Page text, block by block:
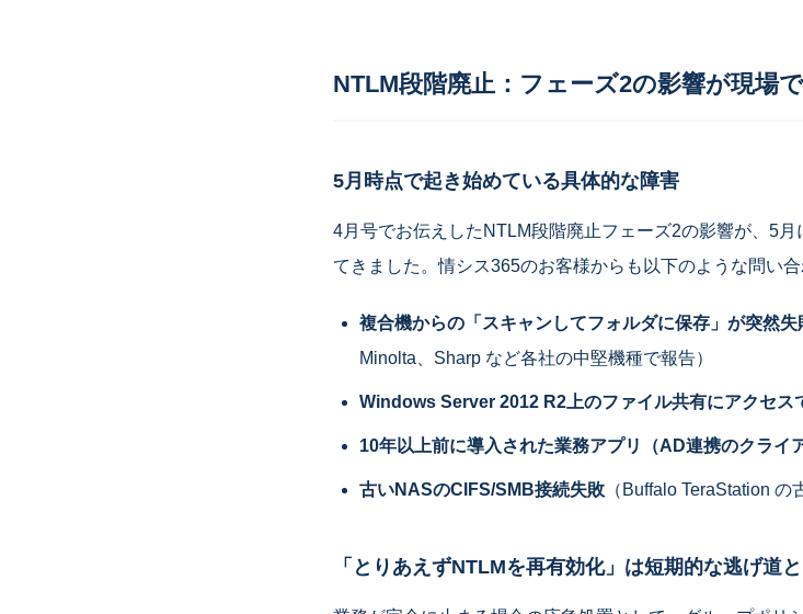
NTLM段階廃止：フェーズ2の影響が現場
5月時点で起き始めている具体的な障害
4月号でお伝えしたNTLM段階廃止フェーズ2の影響が、5月
てきました。情シス365のお客様からも以下のような問い合
複合機からの「スキャンしてフォルダに保存」が突然失
Minolta、Sharp など各社の中堅機種で報告）
Windows Server 2012 R2上のファイル共有にアクセス
10年以上前に導入された業務アプリ（AD連携のクライ
古いNASのCIFS/SMB接続失敗 （Buffalo TeraStation の
「とりあえずNTLMを再有効化」は短期的な逃げ道